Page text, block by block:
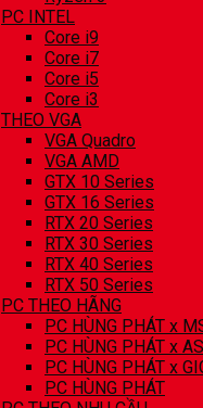
PC INTEL
Core i9
Core i7
Core i5
Core i3
THEO VGA
VGA Quadro
VGA AMD
GTX 10 Series
GTX 16 Series
RTX 20 Series
RTX 30 Series
RTX 40 Series
RTX 50 Series
PC THEO HÃNG
PC HÙNG PHÁT x
PC HÙNG PHÁT x
PC HÙNG PHÁT x
PC HÙNG PHÁT